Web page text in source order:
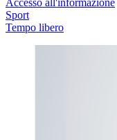
Sport
Tempo libero